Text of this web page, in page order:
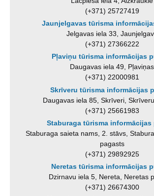
(+371) 25727419
Jaunjelgavas tūrisma
Jelgavas iela 33,
(+371) 27366222
Pļaviņu tūrisma informācijas
Daugavas iela 49, Pļaviņas
(+371) 22000981
Skrīveru tūrisma informācijas
Daugavas iela 85, Skrīveri,
(+371) 25661983
Staburaga tūrisma
Staburaga saieta nams, 2. stāvs,
pagasts
(+371) 29892925
Neretas tūrisma informācijas
Dzirnavu iela 5, Nereta, Neretas
(+371) 26674300